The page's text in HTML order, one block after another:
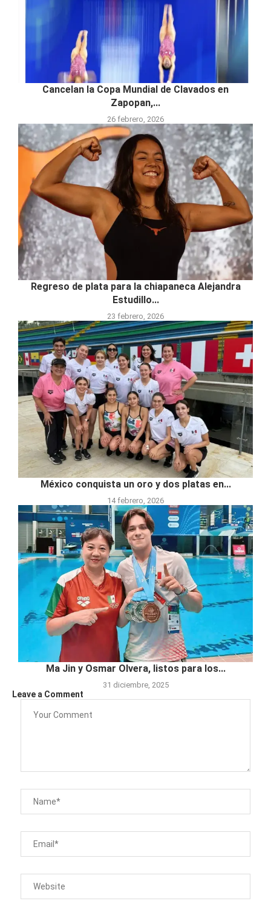
Cancelan la Copa Mundial de Clavados en
Zapopan,...
26 febrero, 2026
Regreso de plata para la chiapaneca Alejandra
Estudillo...
23 febrero, 2026
México conquista un oro y dos platas en...
14 febrero, 2026
Ma Jin y Osmar Olvera, listos para los...
31 diciembre, 2025
Leave a Comment